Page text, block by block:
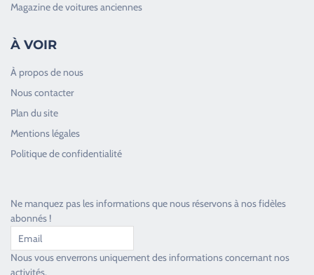
Magazine de voitures anciennes
À VOIR
À propos de nous
Nous contacter
Plan du site
Mentions légales
Politique de confidentialité
Ne manquez pas les informations que nous réservons à nos fidèles
abonnés !
Nous vous enverrons uniquement des informations concernant nos
activités.
Toujours heureux d'aider les passionnés